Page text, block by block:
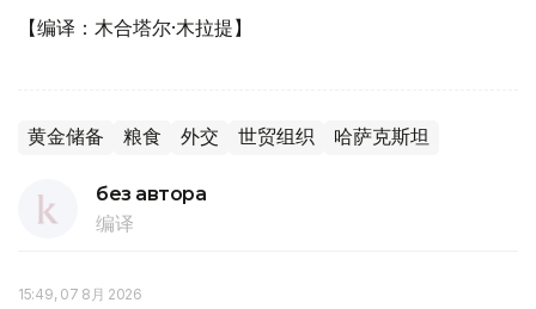
【编译：木合塔尔·木拉提】
黄金储备 粮食 外交 世贸组织 哈萨克斯坦
без автора
编译
15:49, 07 8月 2026